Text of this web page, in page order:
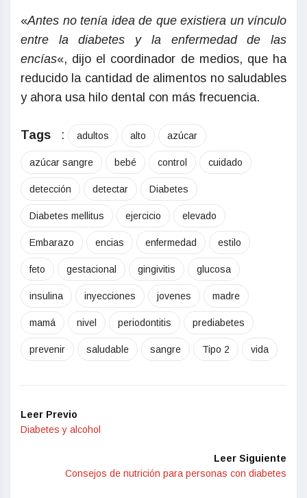
«Antes no tenía idea de que existiera un vínculo
entre la diabetes y la enfermedad de las
encías«, dijo el coordinador de medios, que ha
reducido la cantidad de alimentos no saludables
y ahora usa hilo dental con más frecuencia.
Tags : adultos alto azúcar
azúcar sangre bebé control cuidado
detección detectar Diabetes
Diabetes mellitus ejercicio elevado
Embarazo encias enfermedad estilo
feto gestacional gingivitis glucosa
insulina inyecciones jovenes madre
mamá nivel periodontitis prediabetes
prevenir saludable sangre Tipo 2 vida
Leer Previo
Diabetes y alcohol
Leer Siguiente
Consejos de nutrición para personas con diabetes